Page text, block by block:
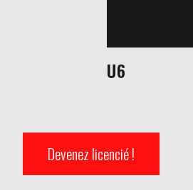
U6
Devenez licencié !